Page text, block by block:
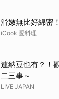
滑嫩無比好綿密
iCook 愛料理
連納豆也有？！
二三事～
LIVE JAPAN